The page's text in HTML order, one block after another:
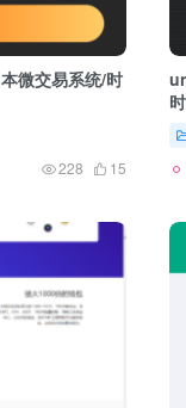
微交易系统/时
228 15